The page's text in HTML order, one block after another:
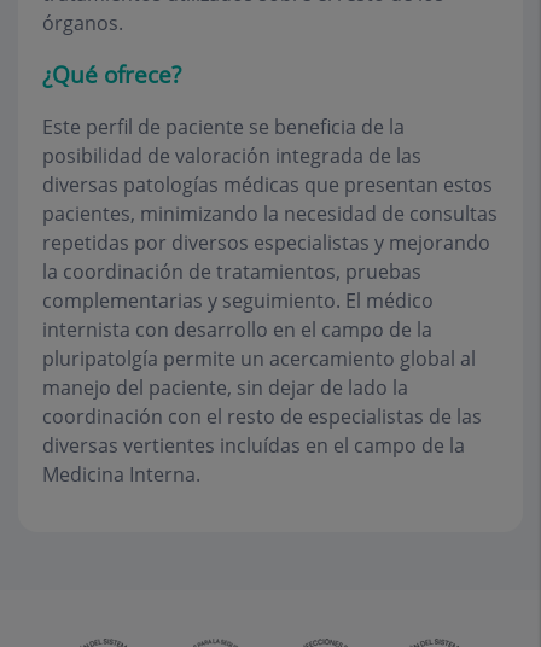
órganos.
¿Qué ofrece?
Este perfil de paciente se beneficia de la
posibilidad de valoración integrada de las
diversas patologías médicas que presentan estos
pacientes, minimizando la necesidad de consultas
repetidas por diversos especialistas y mejorando
la coordinación de tratamientos, pruebas
complementarias y seguimiento. El médico
internista con desarrollo en el campo de la
pluripatolgía permite un acercamiento global al
manejo del paciente, sin dejar de lado la
coordinación con el resto de especialistas de las
diversas vertientes incluídas en el campo de la
Medicina Interna.